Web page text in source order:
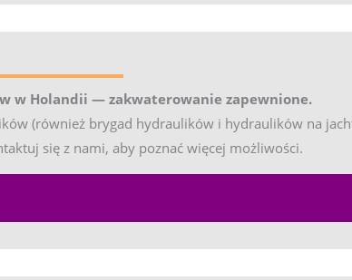
w Holandii — zakwaterowanie zapewnione.
(również brygad hydraulików i hydraulików na
się z nami, aby poznać więcej możliwości.